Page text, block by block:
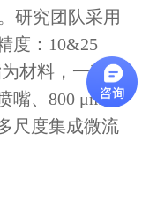
研究团队采用
度：10&25
材料，一次
嘴、800 μm宽
尺度集成微流